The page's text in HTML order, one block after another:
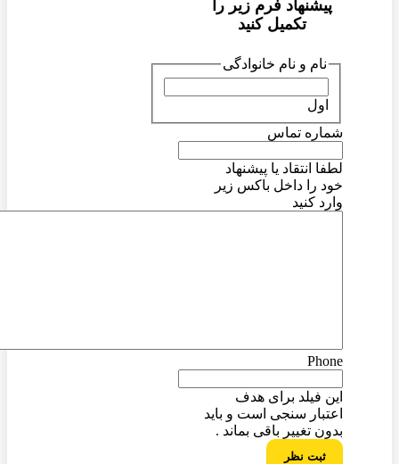
پیشنهاد فرم زیر را
تکمیل کنید
نام و نام خانوادگی
شماره تماس
لطفا انتقاد یا پیشنهاد
خود را داخل باکس زیر
وارد کنید
Phone
این فیلد برای هدف
اعتبار سنجی است و باید
بدون تغییر باقی بماند .